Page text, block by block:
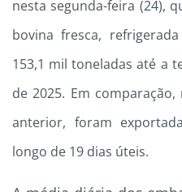
nesta segunda-feira (24),
bovina fresca,
153,1 mil toneladas até a
de 2025. Em
anterior, foram
longo de 19 dias úteis.